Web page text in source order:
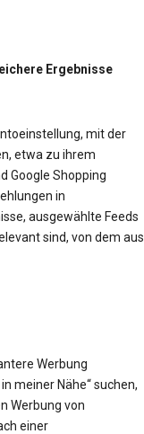
Ergebnisse
mit der
etwa zu ihrem
Google Shopping
in
ausgewählte Feeds
sind, von dem aus
Werbung
meiner Nähe“ suchen,
Werbung von
einer